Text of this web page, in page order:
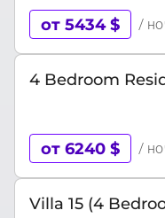
от 5434 $ /
4 Bedroom
от 6240 $ /
Villa 15 (4